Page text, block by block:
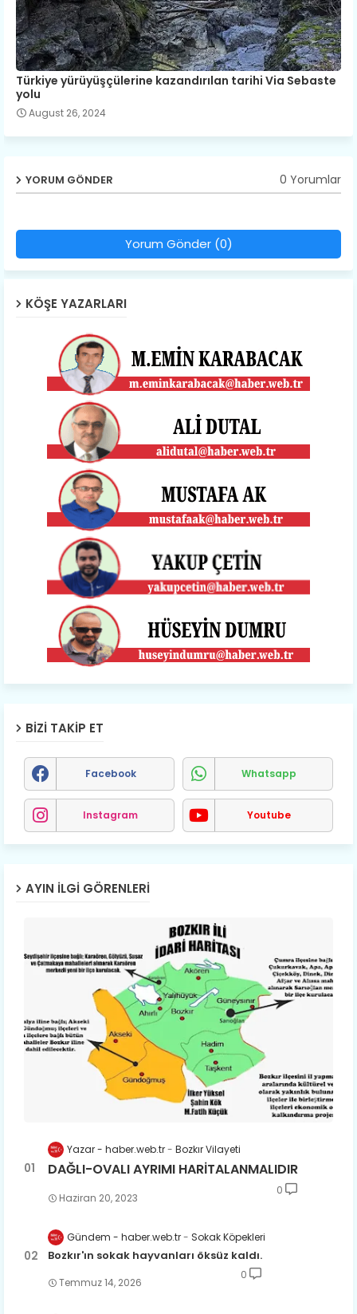
Türkiye yürüyüşçülerine kazandırılan tarihi Via Sebaste
yolu
August 26, 2024
YORUM GÖNDER 0 Yorumlar
Yorum Gönder (0)
KÖŞE YAZARLARI
BIZI TAKIP ET
Facebook Whatsapp
Instagram Youtube
AYIN İLGI GÖRENLERI
Yazar - haber.web.tr Bozkır Vilayeti
DAĞLI-OVALI AYRIMI HARİTALANMALIDIR
Haziran 20, 2023
0
Gündem - haber.web.tr Sokak Köpekleri
Bozkır'ın sokak hayvanları öksüz kaldı.
Temmuz 14, 2026
0